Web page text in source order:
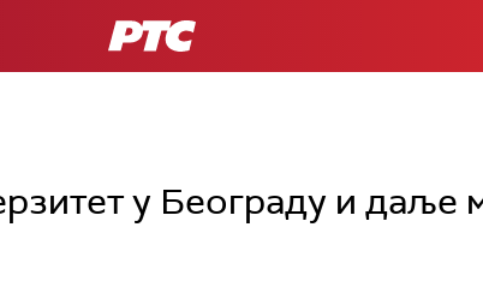
РТС
у Београду и даље